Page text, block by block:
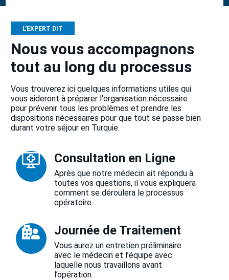
L'EXPERT DIT
Nous vous accompagnons
tout au long du processus
Vous trouverez ici quelques informations utiles qui
vous aideront à préparer l'organisation nécessaire
pour prévenir tous les problèmes et prendre les
dispositions nécessaires pour que tout se passe bien
durant votre séjour en Turquie.
Consultation en Ligne
Après que notre médecin ait répondu à
toutes vos questions, il vous expliquera
comment se déroulera le processus
opératoire.
Journée de Traitement
Vous aurez un entretien préliminaire
avec le médecin et l’équipe avec
laquelle nous travaillons avant
l’opération.